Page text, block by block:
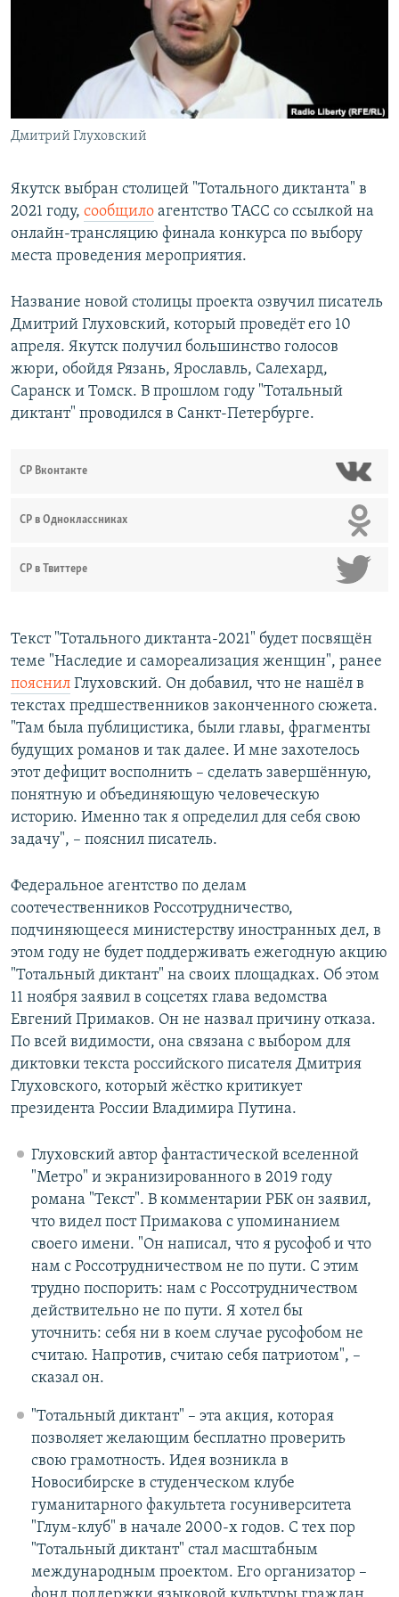
РАСПИСАНИЕ ВЕЩАНИЯ
ПОДПИШИТЕСЬ НА РАССЫЛКУ
СОЦИАЛЬНЫЕ СЕТИ
Все сайты РСЕ/РС
Дмитрий Глуховский
Якутск выбран столицей "Тотального диктанта" в
2021 году, сообщило агентство ТАСС со ссылкой на
онлайн-трансляцию финала конкурса по выбору
места проведения мероприятия.
Название новой столицы проекта озвучил писатель
Дмитрий Глуховский, который проведёт его 10
апреля. Якутск получил большинство голосов
жюри, обойдя Рязань, Ярославль, Салехард,
Саранск и Томск. В прошлом году "Тотальный
диктант" проводился в Санкт-Петербурге.
СР Вконтакте
СР в Одноклассниках
СР в Твиттере
Текст "Тотального диктанта-2021" будет посвящён
теме "Наследие и самореализация женщин", ранее
пояснил Глуховский. Он добавил, что не нашёл в
текстах предшественников законченного сюжета.
"Там была публицистика, были главы, фрагменты
будущих романов и так далее. И мне захотелось
этот дефицит восполнить – сделать завершённую,
понятную и объединяющую человеческую
историю. Именно так я определил для себя свою
задачу", – пояснил писатель.
Федеральное агентство по делам
соотечественников Россотрудничество,
подчиняющееся министерству иностранных дел, в
этом году не будет поддерживать ежегодную акцию
"Тотальный диктант" на своих площадках. Об этом
11 ноября заявил в соцсетях глава ведомства
Евгений Примаков. Он не назвал причину отказа.
По всей видимости, она связана с выбором для
диктовки текста российского писателя Дмитрия
Глуховского, который жёстко критикует
президента России Владимира Путина.
Глуховский автор фантастической вселенной
"Метро" и экранизированного в 2019 году
романа "Текст". В комментарии РБК он заявил,
что видел пост Примакова с упоминанием
своего имени. "Он написал, что я русофоб и что
нам с Россотрудничеством не по пути. С этим
трудно поспорить: нам с Россотрудничеством
действительно не по пути. Я хотел бы
уточнить: себя ни в коем случае русофобом не
считаю. Напротив, считаю себя патриотом", –
сказал он.
"Тотальный диктант" – эта акция, которая
позволяет желающим бесплатно проверить
свою грамотность. Идея возникла в
Новосибирске в студенческом клубе
гуманитарного факультета госуниверситета
"Глум-клуб" в начале 2000-х годов. С тех пор
"Тотальный диктант" стал масштабным
международным проектом. Его организатор –